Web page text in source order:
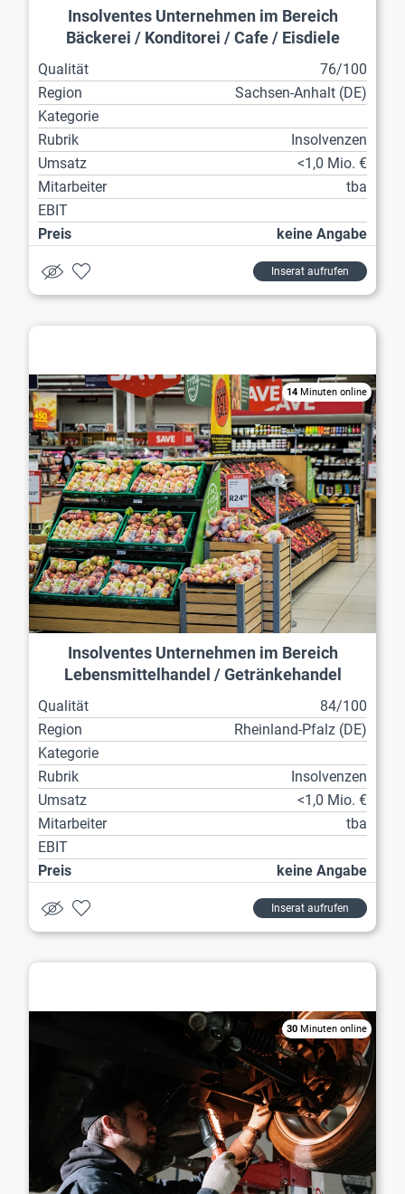
Insolventes Unternehmen im Bereich
Bäckerei / Konditorei / Cafe / Eisdiele
Qualität
76/100
Region
Sachsen-Anhalt (DE)
Kategorie
Rubrik
Insolvenzen
Umsatz
<1,0 Mio. €
Mitarbeiter
tba
EBIT
Preis
keine Angabe
Inserat aufrufen
14 Minuten online
Insolventes Unternehmen im Bereich
Lebensmittelhandel / Getränkehandel
Qualität
84/100
Region
Rheinland-Pfalz (DE)
Kategorie
Rubrik
Insolvenzen
Umsatz
<1,0 Mio. €
Mitarbeiter
tba
EBIT
Preis
keine Angabe
Inserat aufrufen
30 Minuten online